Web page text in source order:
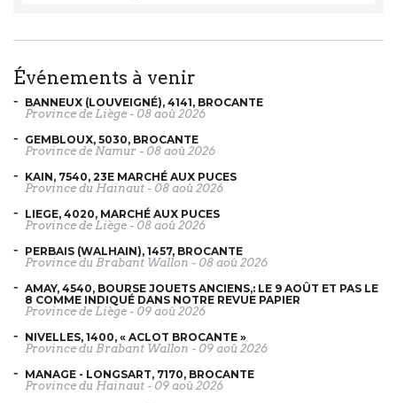
événements à venir
BANNEUX (LOUVEIGNÉ), 4141, BROCANTE
Province de Liège - 08 aoû 2026
GEMBLOUX, 5030, BROCANTE
Province de Namur - 08 aoû 2026
KAIN, 7540, 23E MARCHÉ AUX PUCES
Province du Hainaut - 08 aoû 2026
LIEGE, 4020, MARCHÉ AUX PUCES
Province de Liège - 08 aoû 2026
PERBAIS (WALHAIN), 1457, BROCANTE
Province du Brabant Wallon - 08 aoû 2026
AMAY, 4540, BOURSE JOUETS ANCIENS,: LE 9 AOÛT ET PAS LE
8 COMME INDIQUÉ DANS NOTRE REVUE PAPIER
Province de Liège - 09 aoû 2026
NIVELLES, 1400, « ACLOT BROCANTE »
Province du Brabant Wallon - 09 aoû 2026
MANAGE - LONGSART, 7170, BROCANTE
Province du Hainaut - 09 aoû 2026